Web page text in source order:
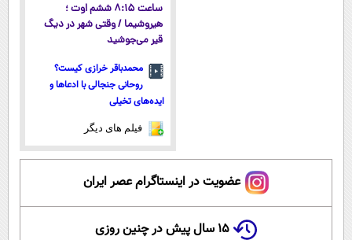
ساعت ۸:۱۵ ششم اوت ؛
هیروشیما / وقتی شهر در دیگ
قیر می‌جوشید
محمدباقر خرازی کیست؟
روحانی جنجالی با ادعاها و
ایده‌های تخیلی
فیلم های دیگر
عضویت در اینستاگرام عصر ایران
۱۵ سال پیش در چنین روزی